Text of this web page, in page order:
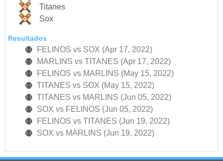
Titanes
Sox
Resultados
FELINOS vs SOX (Apr 17, 2022)
MARLINS vs TITANES (Apr 17, 2022)
FELINOS vs MARLINS (May 15, 2022)
TITANES vs SOX (May 15, 2022)
TITANES vs MARLINS (Jun 05, 2022)
SOX vs FELINOS (Jun 05, 2022)
FELINOS vs TITANES (Jun 19, 2022)
SOX vs MARLINS (Jun 19, 2022)